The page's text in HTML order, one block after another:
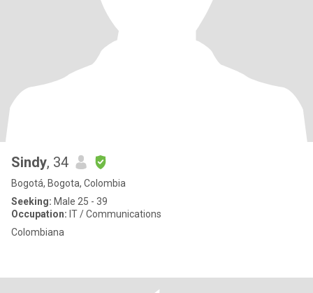
Sindy, 34
Bogotá, Bogota, Colombia
Seeking: Male 25 - 39
Occupation: IT / Communications
Colombiana